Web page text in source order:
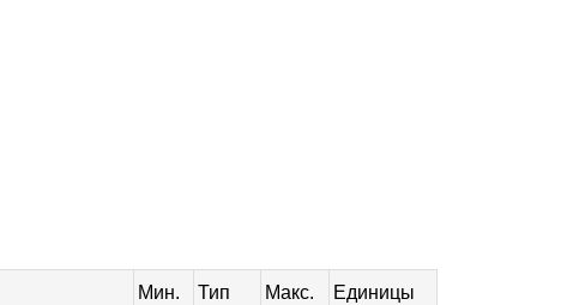
Мин. Тип Макс. Единицы